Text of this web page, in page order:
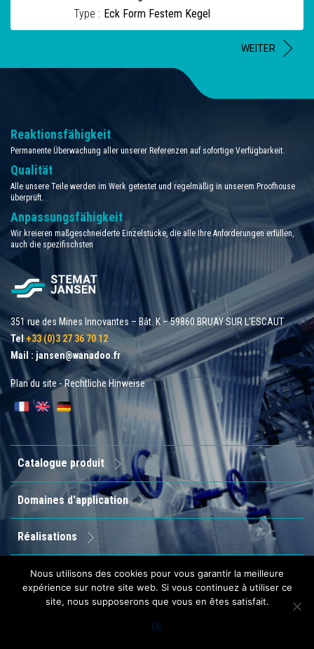
Type : Eck Form Festem Kegel
WEITER
Reaktionsfähigkeit
Permanente Überwachung aller unserer Referenzen auf sofortige Verfügbarkeit.
Qualität
Alle unsere Teile werden im Werk getestet und regelmäßig in unserem Proofhouse
überprüft.
Anpassungsfähigkeit
Wir kreieren maßgeschneiderte Einzelstücke, die alle Ihre Anforderungen erfüllen,
auch die spezifischsten
351 rue des Mines Innovantes – Bât. K – 59860 BRUAY SUR L'ESCAUT
Tel +33 (0)3 27 36 70 12
Mail : jansen@wanadoo.fr
Plan du site -Rechtliche Hinweise
Catalogue produit
Domaines d'application
Réalisations
Entreprise
Contact
Nous utilisons des cookies pour vous garantir la meilleure
expérience sur notre site web. Si vous continuez à utiliser ce
site, nous supposerons que vous en êtes satisfait.
Ok